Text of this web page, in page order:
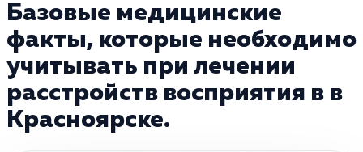
Базовые медицинские
факты, которые необходимо
учитывать при лечении
расстройств восприятия в в
Красноярске.